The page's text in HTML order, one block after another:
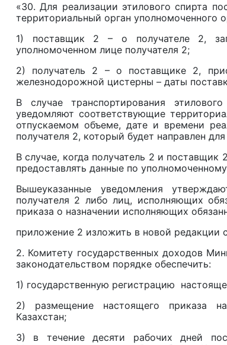
«30. Для реализации этилового спирта
территориальный орган
1) поставщик 2 – о получателе 2,
уполномоченном лице получателя 2;
2) получатель 2 – о поставщике 2,
железнодорожной цистерны – даты
В случае транспортирования
уведомляют соответствующие
отпускаемом объеме, дате и времени
получателя 2, который будет направлен
В случае, когда получатель 2 и
предоставлять данные по
Вышеуказанные уведомления
получателя 2 либо лиц, исполняющих
приказа о назначении исполняющих
приложение 2 изложить в новой редакции
2. Комитету государственных доходов
законодательством порядке обеспечить:
1) государственную регистрацию
2) размещение настоящего приказа
Казахстан;
3) в течение десяти рабочих дней